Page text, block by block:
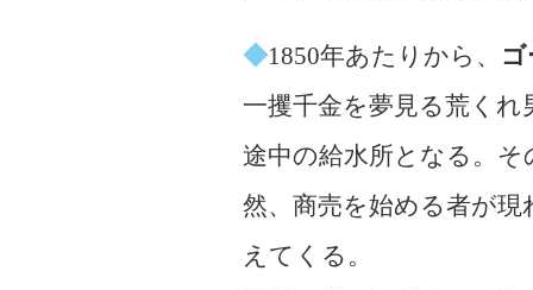
◆1850年あたりから、
一攫千金を夢見る荒く
途中の給水所となる。
然、商売を始める者が
えてくる。